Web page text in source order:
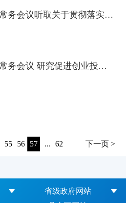
李强主持召开国务院常务会议听取关于贯彻落实全国生态环境保护大会精神全面推进美丽中国建设工作情况汇报等
李强主持召开国务院常务会议 研究促进创业投资高质量发展的政策举措等
55 56 57 ... 62 下一页 >
省级政府网站